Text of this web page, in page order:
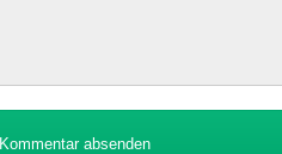
Kommentar absenden